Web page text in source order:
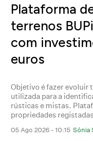
Plataforma
terrenos
com
euros
Objetivo é fazer evoluir
utilizada para a
rústicas e mistas.
propriedades
05 Ago 2026 - 10:15 Sónia